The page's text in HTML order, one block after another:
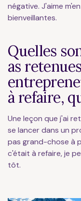
négative. J'aime
bienveillantes.
Quelles
as
à refaire,
Une leçon que j'ai
se lancer dans un
pas grand-chose à
c'était à refaire, je
tôt.